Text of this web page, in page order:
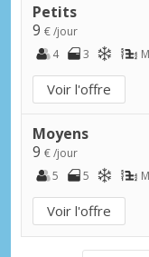
Petits
9 € /jour
4
3 M
Voir l'offre
Moyens
9 € /jour
5
5 M
Voir l'offre